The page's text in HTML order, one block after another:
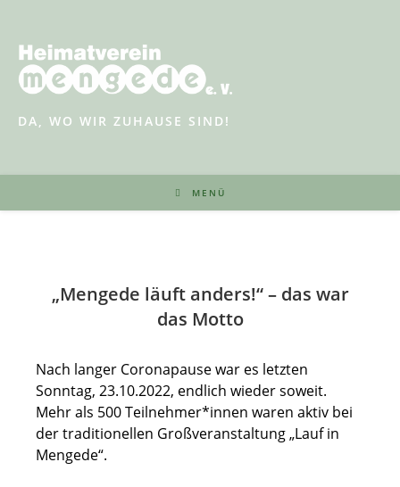
springen
DA, WO WIR ZUHAUSE SIND!
MENÜ
„Mengede läuft anders!“ – das war
das Motto
Nach langer Coronapause war es letzten
Sonntag, 23.10.2022, endlich wieder soweit.
Mehr als 500 Teilnehmer*innen waren aktiv bei
der traditionellen Großveranstaltung „Lauf in
Mengede“.